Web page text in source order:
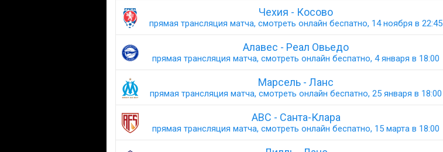
Чехия - Косово
прямая трансляция матча, смотреть онлайн беспатно, 14 ноября в 22:45
Алавес - Реал Овьедо
прямая трансляция матча, смотреть онлайн беспатно, 4 января в 18:00
Марсель - Ланс
прямая трансляция матча, смотреть онлайн беспатно, 25 января в 18:00
АВС - Санта-Клара
прямая трансляция матча, смотреть онлайн беспатно, 15 марта в 18:00